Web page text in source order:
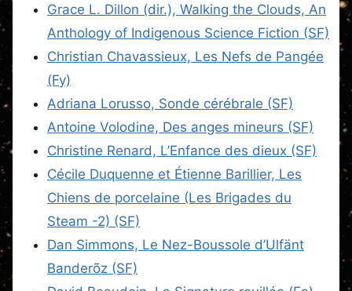
Grace L. Dillon (dir.), Walking the Clouds, An
Anthology of Indigenous Science Fiction (SF)
Christian Chavassieux, Les Nefs de Pangée
(Fy)
Adriana Lorusso, Sonde cérébrale (SF)
Antoine Volodine, Des anges mineurs (SF)
Christine Renard, L’Enfance des dieux (SF)
Cécile Duquenne et Étienne Barillier, Les
Chiens de porcelaine (Les Brigades du
Steam -2) (SF)
Dan Simmons, Le Nez-Boussole d’Ulfänt
Banderõz (SF)